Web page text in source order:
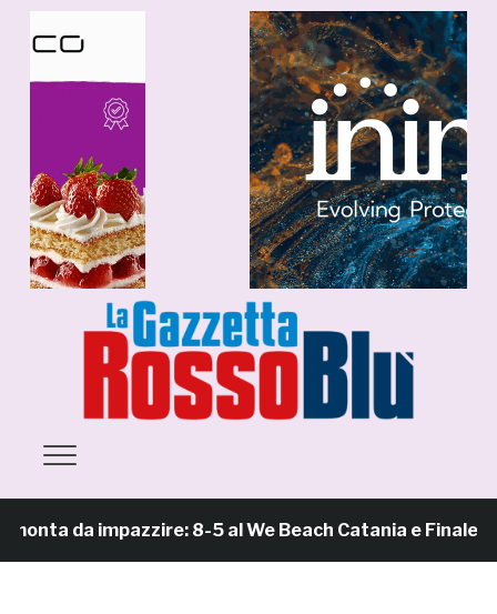
impazzire: 8-5 al We Beach Catania e Finale